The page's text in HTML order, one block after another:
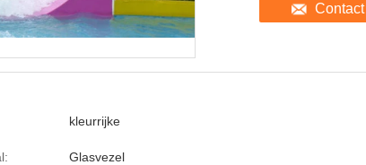
Contact
kleurrijke
Glasvezel